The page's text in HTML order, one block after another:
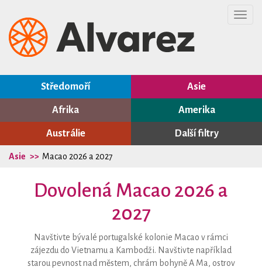
Středomoří Asie
Afrika Amerika
Austrálie Další filtry
Asie Macao 2026 a 2027
Dovolená Macao 2026 a
2027
Navštivte bývalé portugalské kolonie Macao v rámci
zájezdu do Vietnamu a Kambodži. Navštivte například
starou pevnost nad městem, chrám bohyně A Ma, ostrov